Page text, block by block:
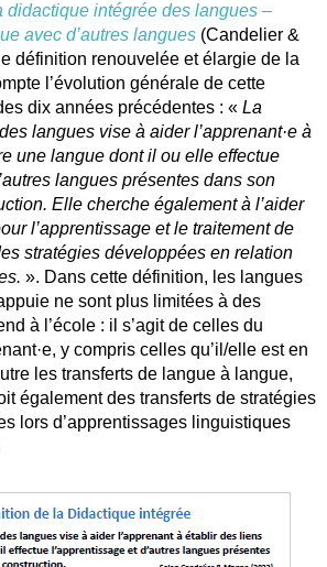
didactique intégrée des langues –
avec d’autres langues (Candelier &
définition renouvelée et élargie de la
l’évolution générale de cette
dix années précédentes : « La
langues vise à aider l’apprenant·e à
une langue dont il ou elle effectue
langues présentes dans son
Elle cherche également à l’aider
l’apprentissage et le traitement de
stratégies développées en relation
». Dans cette définition, les langues
ne sont plus limitées à des
à l’école : il s’agit de celles du
y compris celles qu’il/elle est en
les transferts de langue à langue,
également des transferts de stratégies
lors d’apprentissages linguistiques